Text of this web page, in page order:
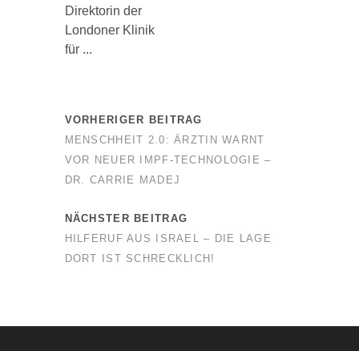
Direktorin der
Londoner Klinik
für ...
VORHERIGER BEITRAG
MENSCHHEIT 2.0: ÄRZTIN WARNT
VOR NEUER IMPF-TECHNOLOGIE –
DR. CARRIE MADEJ
NÄCHSTER BEITRAG
HILFERUF AUS ISRAEL – DIE LAGE
DORT IST SCHRECKLICH!